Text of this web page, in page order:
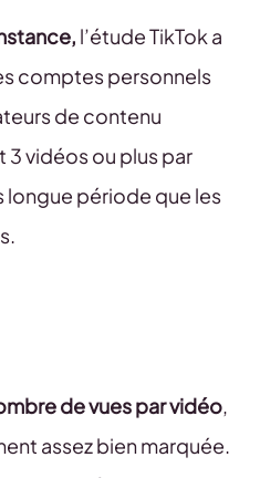
l’étude TikTok a
comptes personnels
de contenu
vidéos ou plus par
longue période que les
de vues par vidéo
assez bien marquée.